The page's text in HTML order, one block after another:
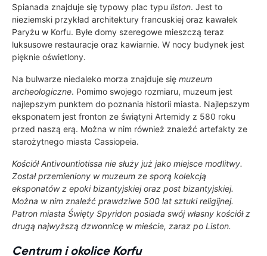
Spianada znajduje się typowy plac typu liston. Jest to
nieziemski przykład architektury francuskiej oraz kawałek
Paryżu w Korfu. Byłe domy szeregowe mieszczą teraz
luksusowe restauracje oraz kawiarnie. W nocy budynek jest
pięknie oświetlony.
Na bulwarze niedaleko morza znajduje się muzeum
archeologiczne. Pomimo swojego rozmiaru, muzeum jest
najlepszym punktem do poznania historii miasta. Najlepszym
eksponatem jest fronton ze świątyni Artemidy z 580 roku
przed naszą erą. Można w nim również znaleźć artefakty ze
starożytnego miasta Cassiopeia.
Kościół Antivountiotissa nie służy już jako miejsce modlitwy.
Został przemieniony w muzeum ze sporą kolekcją
eksponatów z epoki bizantyjskiej oraz post bizantyjskiej.
Można w nim znaleźć prawdziwe 500 lat sztuki religijnej.
Patron miasta Święty Spyridon posiada swój własny kościół z
drugą najwyższą dzwonnicę w mieście, zaraz po Liston.
Centrum i okolice Korfu